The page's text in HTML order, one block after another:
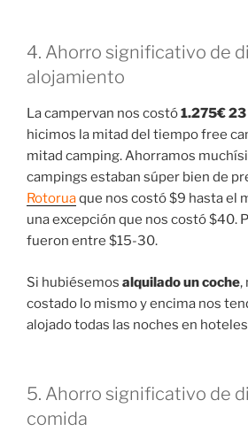
4. Ahorro significativo de
alojamiento
La campervan nos costó1.275€
hicimos la mitad del tiempo free
mitad camping. Ahorramos
campings estaban súper bien de
Rotoruaque nos costó $9 hasta el
una excepción que nos costó $40.
fueron entre $15-30.
Si hubiésemos alquilado un coche,
costado lo mismo y encima nos
alojado todas las noches en
5. Ahorro significativo de
comida